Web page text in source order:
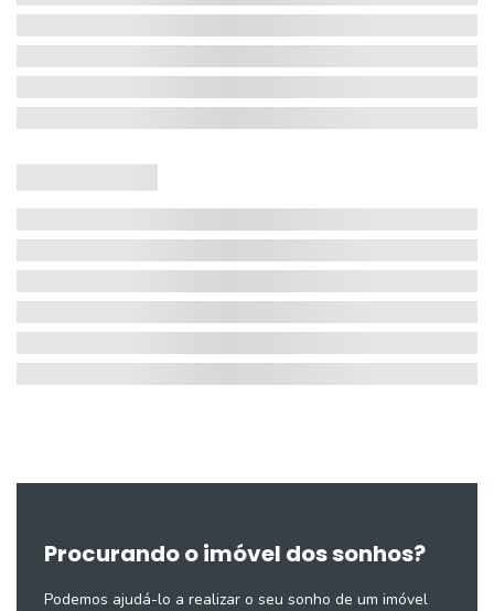
Procurando o imóvel dos sonhos?
Podemos ajudá-lo a realizar o seu sonho de um imóvel